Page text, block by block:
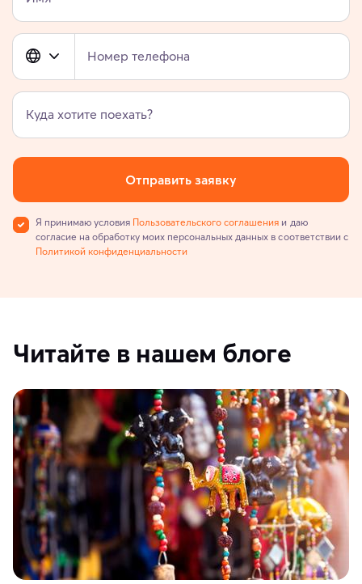
Номер телефона
Куда хотите поехать?
Отправить заявку
Я принимаю условия Пользовательского соглашения и даю
согласие на обработку моих персональных данных в соответствии с
Политикой конфиденциальности
Читайте в нашем блоге